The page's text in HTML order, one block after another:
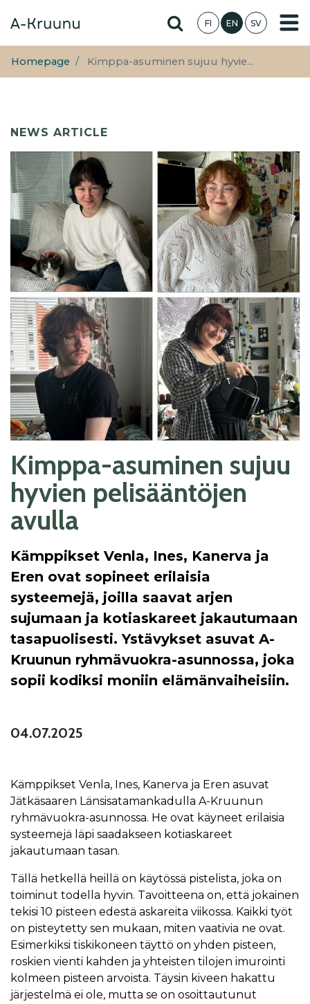
main
content
Hae sivustolta
FI EN SV
Homepage Kimppa-asuminen sujuu hyvie...
NEWS ARTICLE
Kimppa-asuminen sujuu
hyvien pelisääntöjen
avulla
Kämppikset Venla, Ines, Kanerva ja
Eren ovat sopineet erilaisia
systeemejä, joilla saavat arjen
sujumaan ja kotiaskareet jakautumaan
tasapuolisesti. Ystävykset asuvat A-
Kruunun ryhmävuokra-asunnossa, joka
sopii kodiksi moniin elämänvaiheisiin.
04.07.2025
Kämppikset Venla, Ines, Kanerva ja Eren asuvat
Jätkäsaaren Länsisatamankadulla A-Kruunun
ryhmävuokra-asunnossa. He ovat käyneet erilaisia
systeemejä läpi saadakseen kotiaskareet
jakautumaan tasan.
Tällä hetkellä heillä on käytössä pistelista, joka on
toiminut todella hyvin. Tavoitteena on, että jokainen
tekisi 10 pisteen edestä askareita viikossa. Kaikki työt
on pisteytetty sen mukaan, miten vaativia ne ovat.
Esimerkiksi tiskikoneen täyttö on yhden pisteen,
roskien vienti kahden ja yhteisten tilojen imurointi
kolmeen pisteen arvoista. Täysin kiveen hakattu
järjestelmä ei ole, mutta se on osoittautunut